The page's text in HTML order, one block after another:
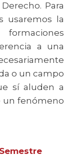
Para
usaremos la
a una
o un campo
sí aluden a
un fenómeno